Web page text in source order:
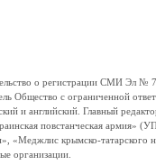
о регистрации СМИ Эл №
Общество с ограниченной
и английский. Главный
повстанческая
крымско-татарского
организации.